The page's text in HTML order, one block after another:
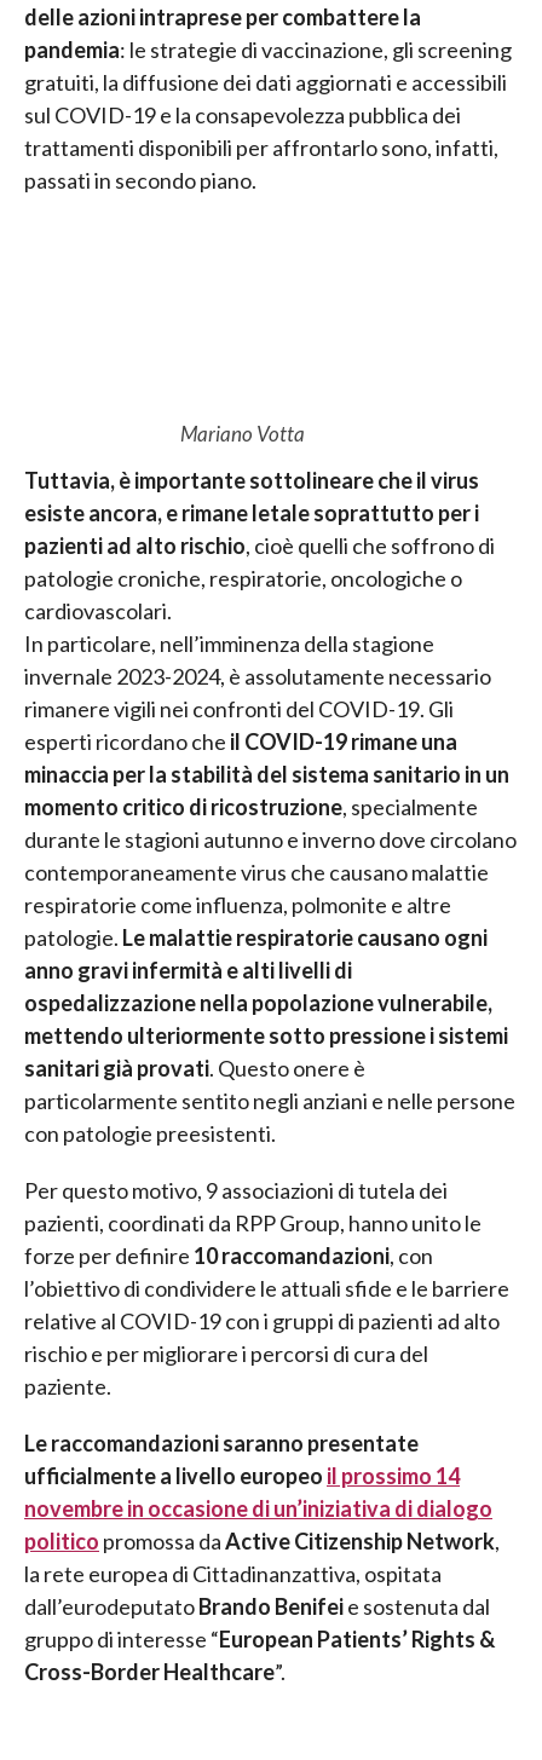
delle azioni intraprese per combattere la
pandemia: le strategie di vaccinazione, gli screening
gratuiti, la diffusione dei dati aggiornati e accessibili
sul COVID-19 e la consapevolezza pubblica dei
trattamenti disponibili per affrontarlo sono, infatti,
passati in secondo piano.
Mariano Votta
Tuttavia, è importante sottolineare che il virus
esiste ancora, e rimane letale soprattutto per i
pazienti ad alto rischio, cioè quelli che soffrono di
patologie croniche, respiratorie, oncologiche o
cardiovascolari.
In particolare, nell’imminenza della stagione
invernale 2023-2024, è assolutamente necessario
rimanere vigili nei confronti del COVID-19. Gli
esperti ricordano che il COVID-19 rimane una
minaccia per la stabilità del sistema sanitario in un
momento critico di ricostruzione, specialmente
durante le stagioni autunno e inverno dove circolano
contemporaneamente virus che causano malattie
respiratorie come influenza, polmonite e altre
patologie. Le malattie respiratorie causano ogni
anno gravi infermità e alti livelli di
ospedalizzazione nella popolazione vulnerabile,
mettendo ulteriormente sotto pressione i sistemi
sanitari già provati. Questo onere è
particolarmente sentito negli anziani e nelle persone
con patologie preesistenti.
Per questo motivo, 9 associazioni di tutela dei
pazienti, coordinati da RPP Group, hanno unito le
forze per definire 10 raccomandazioni, con
l’obiettivo di condividere le attuali sfide e le barriere
relative al COVID-19 con i gruppi di pazienti ad alto
rischio e per migliorare i percorsi di cura del
paziente.
Le raccomandazioni saranno presentate
ufficialmente a livello europeo il prossimo 14
novembre in occasione di un’iniziativa di dialogo
politico promossa daActive Citizenship Network,
la rete europea di Cittadinanzattiva, ospitata
dall’eurodeputatoBrando Benifeie sostenuta dal
gruppo di interesse “European Patients’ Rights &
Cross-Border Healthcare”.